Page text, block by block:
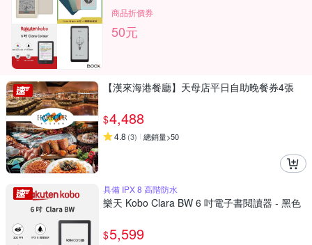
商品折價券
50元
【漢來海港餐廳】天母店平日自助晚餐券4張
$4,488
4.8 (3) 總銷量>50
具備 IPX 8 高階防水
樂天 Kobo Clara BW 6 吋電子書閱讀器 - 黑色
$5,599